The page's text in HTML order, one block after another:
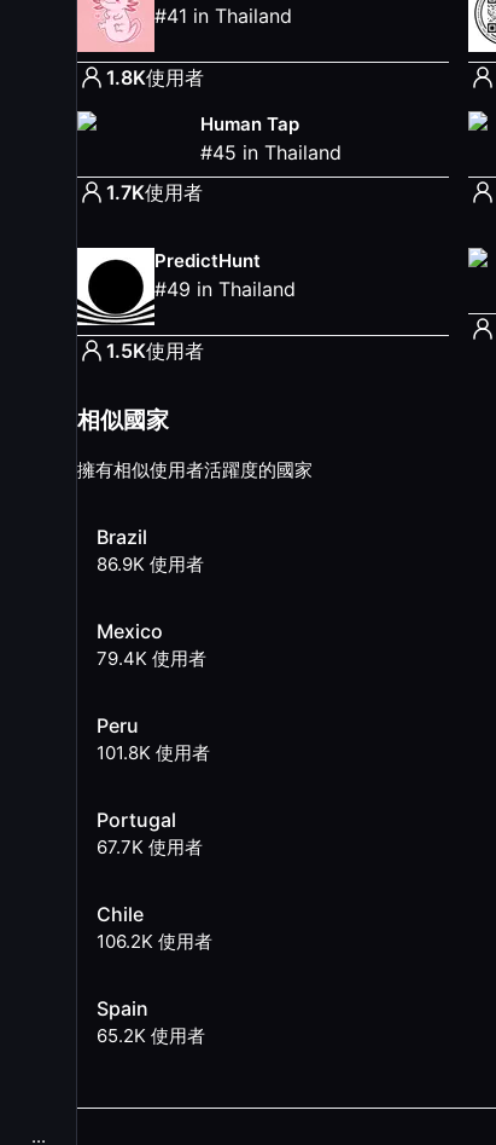
...
#41 in Thailand
1.8K使用者
Human Tap
#45 in Thailand
1.7K使用者
PredictHunt
#49 in Thailand
1.5K使用者
相似國家
擁有相似使用者活躍度的國家
Brazil
86.9K 使用者
Mexico
79.4K 使用者
Peru
101.8K 使用者
Portugal
67.7K 使用者
Chile
106.2K 使用者
Spain
65.2K 使用者